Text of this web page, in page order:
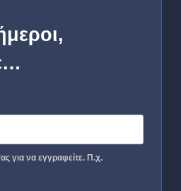
για να εγγραφείτε. Π.χ.